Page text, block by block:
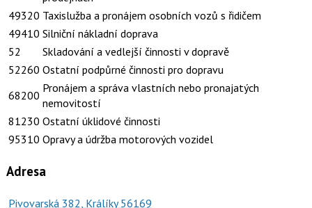
49320 Taxislužba a pronájem osobních vozů s řidičem
49410 Silniční nákladní doprava
52
Skladování a vedlejší činnosti v dopravě
52260 Ostatní podpůrné činnosti pro dopravu
68200
Pronájem a správa vlastních nebo pronajatých
nemovitostí
81230 Ostatní úklidové činnosti
95310 Opravy a údržba motorových vozidel
Adresa
Pivovarská 382, Králíky 56169